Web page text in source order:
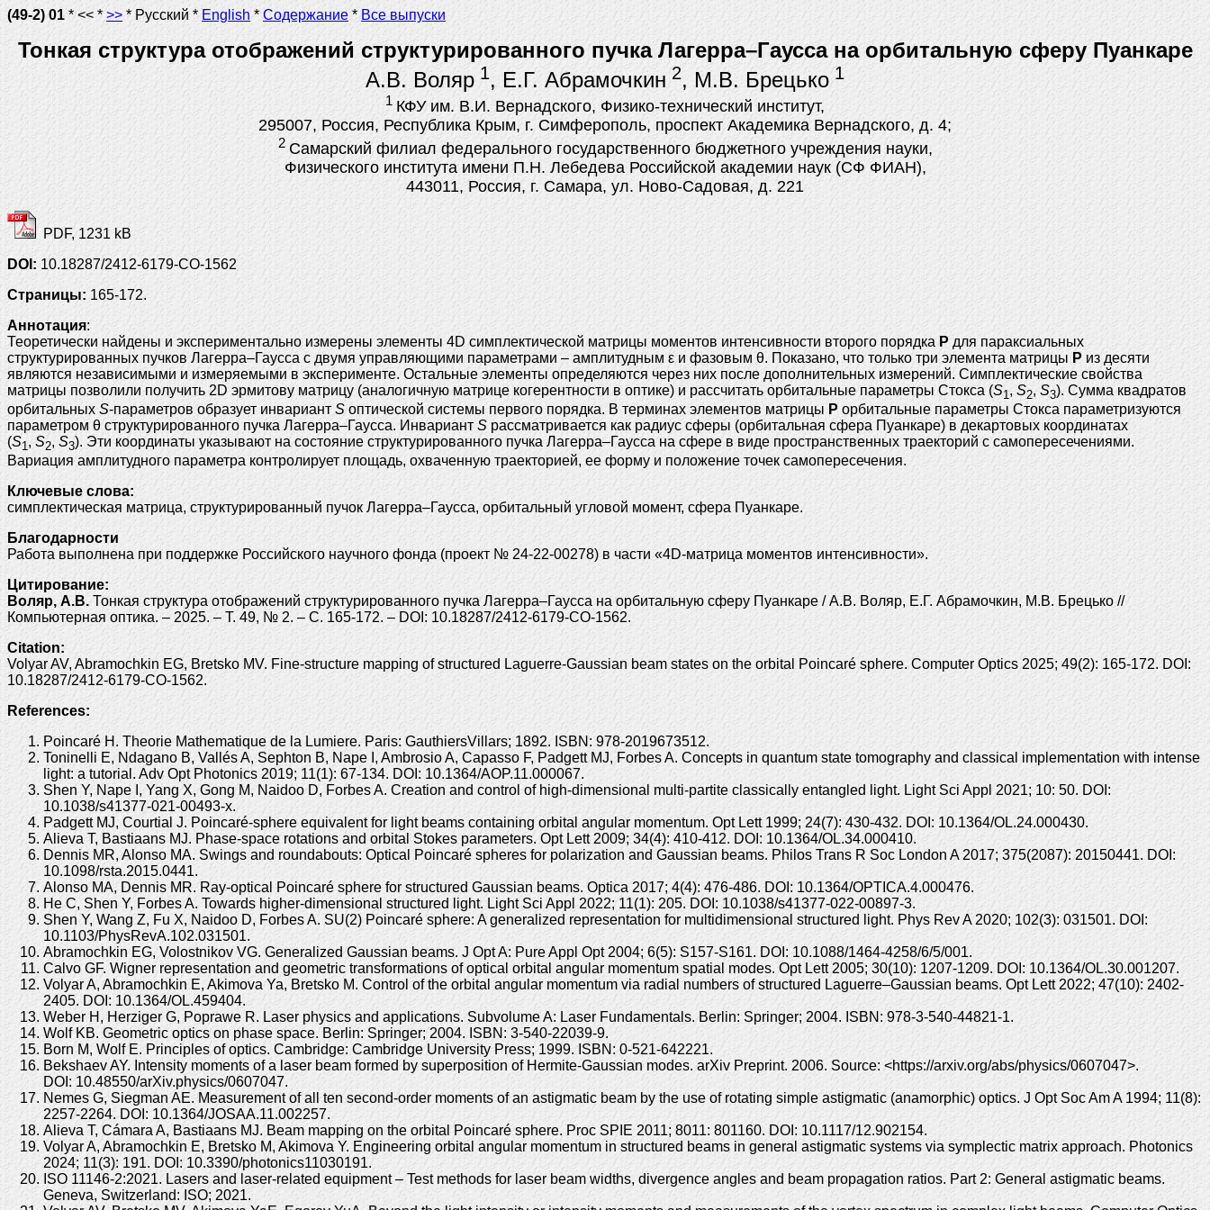
(49-2) 01 * << * >> * Русский * English * Содержание * Все выпуски
Тонкая структура отображений структурированного пучка Лагерра–Гаусса на орбитальную сферу Пуанкаре
А.В. Воляр 1, Е.Г. Абрамочкин2, М.В. Брецько1
1 КФУ им. В.И. Вернадского, Физико-технический институт,
295007, Россия, Республика Крым, г. Симферополь, проспект Академика Вернадского, д. 4;
2 Самарский филиал федерального государственного бюджетного учреждения науки,
Физического института имени П.Н. Лебедева Российской академии наук (СФ ФИАН),
443011, Россия, г. Самара, ул. Ново-Садовая, д. 221
PDF, 1231 kB
DOI: 10.18287/2412-6179-CO-1562
Страницы: 165-172.
Аннотация:
Теоретически найдены и экспериментально измерены элементы 4D симплектической матрицы моментов интенсивности второго порядка P для параксиальных
структурированных пучков Лагерра–Гаусса с двумя управляющими параметрами – амплитудным ε и фазовым θ. Показано, что только три элемента матрицы P из десяти
являются независимыми и измеряемыми в эксперименте. Остальные элементы определяются через них после дополнительных измерений. Симплектические свойства
матрицы позволили получить 2D эрмитову матрицу (аналогичную матрице когерентности в оптике) и рассчитать орбитальные параметры Стокса (S1, S2, S3). Сумма квадратов
орбитальных S-параметров образует инвариант S оптической системы первого порядка. В терминах элементов матрицы P орбитальные параметры Стокса параметризуются
параметром θ структурированного пучка Лагерра–Гаусса. Инвариант S рассматривается как радиус сферы (орбитальная сфера Пуанкаре) в декартовых координатах
(S1,S2, S3). Эти координаты указывают на состояние структурированного пучка Лагерра–Гаусса на сфере в виде пространственных траекторий с самопересечениями.
Вариация амплитудного параметра контролирует площадь, охваченную траекторией, ее форму и положение точек самопересечения.
Ключевые слова:
симплектическая матрица, структурированный пучок Лагерра–Гаусса, орбитальный угловой момент, сфера Пуанкаре.
Благодарности
Работа выполнена при поддержке Российского научного фонда (проект № 24-22-00278) в части «4D-матрица моментов интенсивности».
Цитирование:
Воляр, А.В. Тонкая структура отображений структурированного пучка Лагерра–Гаусса на орбитальную сферу Пуанкаре / А.В. Воляр, Е.Г. Абрамочкин, М.В. Брецько //
Компьютерная оптика. – 2025. – Т. 49, № 2. – С. 165-172. – DOI: 10.18287/2412-6179-CO-1562.
Citation:
Volyar AV, Abramochkin EG, Bretsko MV. Fine-structure mapping of structured Laguerre-Gaussian beam states on the orbital Poincaré sphere. Computer Optics 2025; 49(2): 165-172. DOI:
10.18287/2412-6179-CO-1562.
References:
Poincaré H. Theorie Mathematique de la Lumiere. Paris: GauthiersVillars; 1892. ISBN: 978-2019673512.
Toninelli E, Ndagano B, Vallés A, Sephton B, Nape I, Ambrosio A, Capasso F, Padgett MJ, Forbes A. Concepts in quantum state tomography and classical implementation with intense
light: a tutorial. Adv Opt Photonics 2019; 11(1): 67-134. DOI: 10.1364/AOP.11.000067.
Shen Y, Nape I, Yang X, Gong M, Naidoo D, Forbes A. Creation and control of high-dimensional multi-partite classically entangled light. Light Sci Appl 2021; 10: 50. DOI:
10.1038/s41377-021-00493-x.
Padgett MJ, Courtial J. Poincaré-sphere equivalent for light beams containing orbital angular momentum. Opt Lett 1999; 24(7): 430-432. DOI: 10.1364/OL.24.000430.
Alieva T, Bastiaans MJ. Phase-space rotations and orbital Stokes parameters. Opt Lett 2009; 34(4): 410-412. DOI: 10.1364/OL.34.000410.
Dennis MR, Alonso MA. Swings and roundabouts: Optical Poincaré spheres for polarization and Gaussian beams. Philos Trans R Soc London A 2017; 375(2087): 20150441. DOI:
10.1098/rsta.2015.0441.
Alonso MA, Dennis MR. Ray-optical Poincaré sphere for structured Gaussian beams. Optica 2017; 4(4): 476-486. DOI: 10.1364/OPTICA.4.000476.
He C, Shen Y, Forbes A. Towards higher-dimensional structured light. Light Sci Appl 2022; 11(1): 205. DOI: 10.1038/s41377-022-00897-3.
Shen Y, Wang Z, Fu X, Naidoo D, Forbes A. SU(2) Poincaré sphere: A generalized representation for multidimensional structured light. Phys Rev A 2020; 102(3): 031501. DOI:
10.1103/PhysRevA.102.031501.
Abramochkin EG, Volostnikov VG. Generalized Gaussian beams. J Opt A: Pure Appl Opt 2004; 6(5): S157-S161. DOI: 10.1088/1464-4258/6/5/001.
Calvo GF. Wigner representation and geometric transformations of optical orbital angular momentum spatial modes. Opt Lett 2005; 30(10): 1207-1209. DOI: 10.1364/OL.30.001207.
Volyar A, Abramochkin E, Akimova Ya, Bretsko M. Control of the orbital angular momentum via radial numbers of structured Laguerre–Gaussian beams. Opt Lett 2022; 47(10): 2402-
2405. DOI: 10.1364/OL.459404.
Weber H, Herziger G, Poprawe R. Laser physics and applications. Subvolume A: Laser Fundamentals. Berlin: Springer; 2004. ISBN: 978-3-540-44821-1.
Wolf KB. Geometric optics on phase space. Berlin: Springer; 2004. ISBN: 3-540-22039-9.
Born M, Wolf E. Principles of optics. Cambridge: Cambridge University Press; 1999. ISBN: 0-521-642221.
Bekshaev AY. Intensity moments of a laser beam formed by superposition of Hermite-Gaussian modes. arXiv Preprint. 2006. Source: <https://arxiv.org/abs/physics/0607047>.
DOI: 10.48550/arXiv.physics/0607047.
Nemes G, Siegman AE. Measurement of all ten second-order moments of an astigmatic beam by the use of rotating simple astigmatic (anamorphic) optics. J Opt Soc Am A 1994; 11(8):
2257-2264. DOI: 10.1364/JOSAA.11.002257.
Alieva T, Cámara A, Bastiaans MJ. Beam mapping on the orbital Poincaré sphere. Proc SPIE 2011; 8011: 801160. DOI: 10.1117/12.902154.
Volyar A, Abramochkin E, Bretsko M, Akimova Y. Engineering orbital angular momentum in structured beams in general astigmatic systems via symplectic matrix approach. Photonics
2024; 11(3): 191. DOI: 10.3390/photonics11030191.
ISO 11146-2:2021. Lasers and laser-related equipment – Test methods for laser beam widths, divergence angles and beam propagation ratios. Part 2: General astigmatic beams.
Geneva, Switzerland: ISO; 2021.